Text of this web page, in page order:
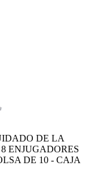
DE LA
ENJUGADORES
DE 10 - CAJA